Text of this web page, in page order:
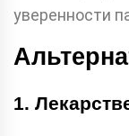
уверенности
1.